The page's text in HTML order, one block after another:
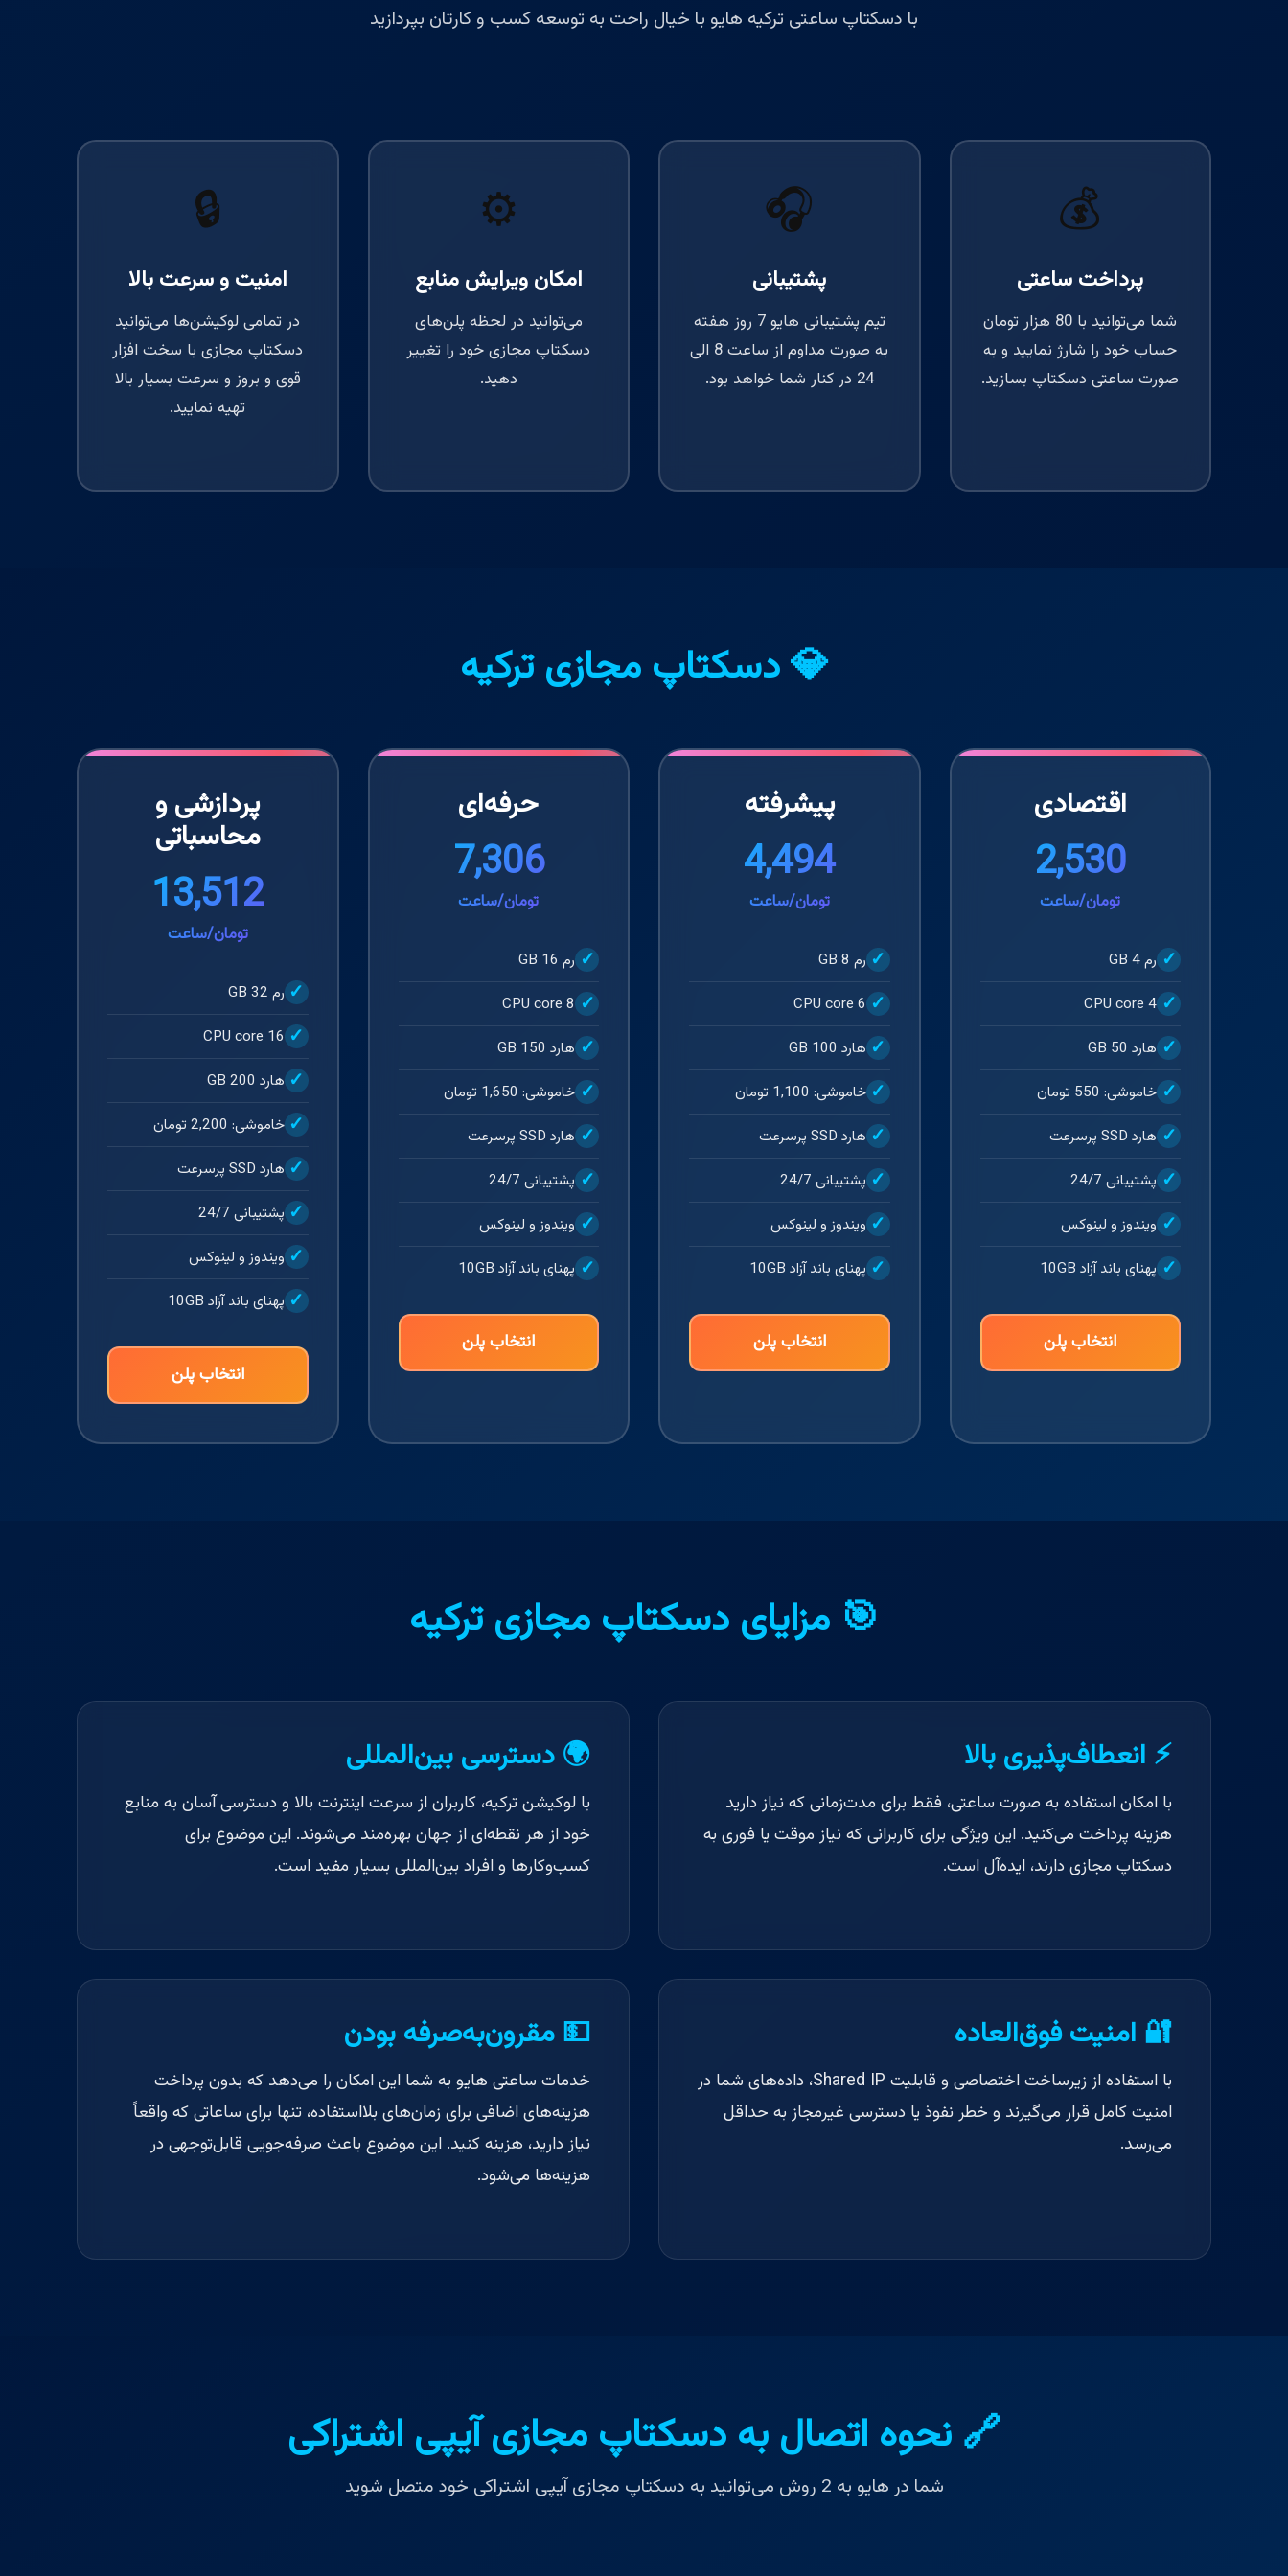
با دسکتاپ ساعتی ترکیه هایو با خیال راحت به توسعه کسب و کارتان بپردازید
💰
پرداخت ساعتی
شما می‌توانید با 80 هزار تومان
حساب خود را شارژ نمایید و به
صورت ساعتی دسکتاپ بسازید.
🎧
پشتیبانی
تیم پشتیبانی هایو 7 روز هفته
به صورت مداوم از ساعت 8 الی
24 در کنار شما خواهد بود.
⚙️
امکان ویرایش منابع
می‌توانید در لحظه پلن‌های
دسکتاپ مجازی خود را تغییر
دهید.
🔒
امنیت و سرعت بالا
در تمامی لوکیشن‌ها می‌توانید
دسکتاپ مجازی با سخت افزار
قوی و بروز و سرعت بسیار بالا
تهیه نمایید.
💎 دسکتاپ مجازی ترکیه
اقتصادی
2,530
تومان/ساعت
رم 4 GB
CPU core 4
هارد 50 GB
خاموشی: 550 تومان
هارد SSD پرسرعت
پشتیبانی 24/7
ویندوز و لینوکس
پهنای باند آزاد 10GB
انتخاب پلن
پیشرفته
4,494
تومان/ساعت
رم 8 GB
CPU core 6
هارد 100 GB
خاموشی: 1,100 تومان
هارد SSD پرسرعت
پشتیبانی 24/7
ویندوز و لینوکس
پهنای باند آزاد 10GB
انتخاب پلن
حرفه‌ای
7,306
تومان/ساعت
رم 16 GB
CPU core 8
هارد 150 GB
خاموشی: 1,650 تومان
هارد SSD پرسرعت
پشتیبانی 24/7
ویندوز و لینوکس
پهنای باند آزاد 10GB
انتخاب پلن
پردازشی و
محاسباتی
13,512
تومان/ساعت
رم 32 GB
CPU core 16
هارد 200 GB
خاموشی: 2,200 تومان
هارد SSD پرسرعت
پشتیبانی 24/7
ویندوز و لینوکس
پهنای باند آزاد 10GB
انتخاب پلن
🎯 مزایای دسکتاپ مجازی ترکیه
⚡ انعطاف‌پذیری بالا
با امکان استفاده به صورت ساعتی، فقط برای مدت‌زمانی که نیاز دارید
هزینه پرداخت می‌کنید. این ویژگی برای کاربرانی که نیاز موقت یا فوری به
دسکتاپ مجازی دارند، ایده‌آل است.
🌍 دسترسی بین‌المللی
با لوکیشن ترکیه، کاربران از سرعت اینترنت بالا و دسترسی آسان به منابع
خود از هر نقطه‌ای از جهان بهره‌مند می‌شوند. این موضوع برای
کسب‌وکارها و افراد بین‌المللی بسیار مفید است.
🔐 امنیت فوق‌العاده
با استفاده از زیرساخت اختصاصی و قابلیت Shared IP، داده‌های شما در
امنیت کامل قرار می‌گیرند و خطر نفوذ یا دسترسی غیرمجاز به حداقل
می‌رسد.
💵 مقرون‌به‌صرفه بودن
خدمات ساعتی هایو به شما این امکان را می‌دهد که بدون پرداخت
هزینه‌های اضافی برای زمان‌های بلااستفاده، تنها برای ساعاتی که واقعاً
نیاز دارید، هزینه کنید. این موضوع باعث صرفه‌جویی قابل‌توجهی در
هزینه‌ها می‌شود.
🔗 نحوه اتصال به دسکتاپ مجازی آیپی اشتراکی
شما در هایو به 2 روش می‌توانید به دسکتاپ مجازی آیپی اشتراکی خود متصل شوید